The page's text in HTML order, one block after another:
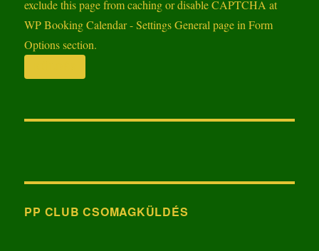
PP CLUB CSOMAGKÜLDÉS